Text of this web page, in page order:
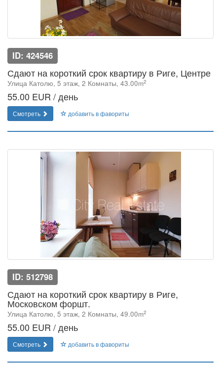
ID: 424546
Сдают на короткий срок квартиру в Риге, Центре
Улица Католю, 5 этаж, 2 Комнаты, 43.00m2
55.00 EUR / день
Смотреть добавить в фавориты
ID: 512798
Сдают на короткий срок квартиру в Риге,
Московском форшт.
Улица Католю, 5 этаж, 2 Комнаты, 49.00m2
55.00 EUR / день
Смотреть добавить в фавориты